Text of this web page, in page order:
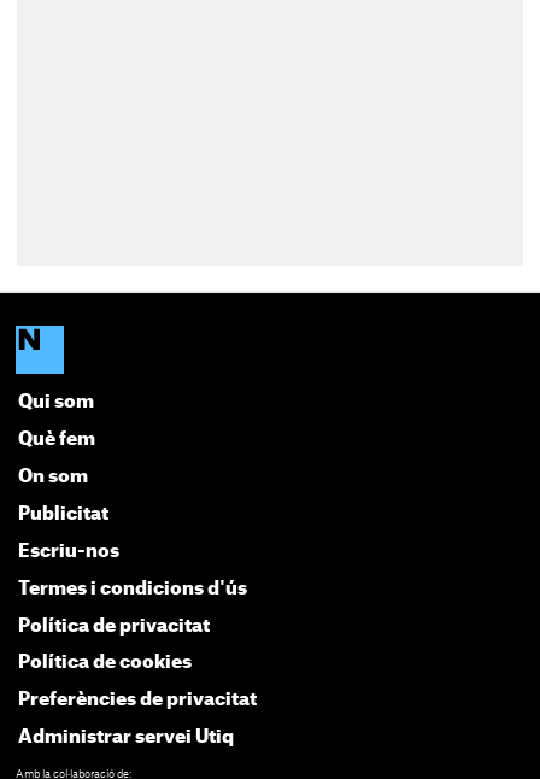
Qui som
Què fem
On som
Publicitat
Escriu-nos
Termes i condicions d'ús
Política de privacitat
Política de cookies
Preferències de privacitat
Administrar servei Utiq
Amb la col·laboració de: